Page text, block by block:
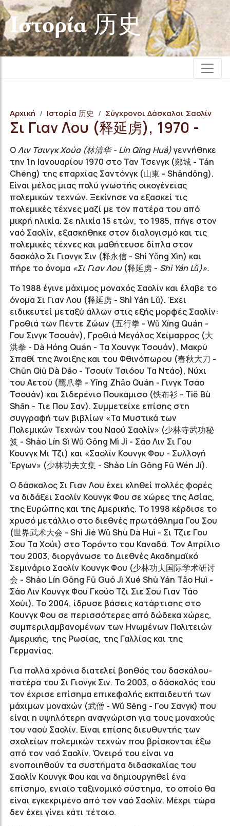
Iστορία 历史
Αρχική Iστορία 历史 Σύγχρονοι Δάσκαλοι Σαολίν
Σι Γιαν Λου (释延虏), 1970 -
OΛιν Τσινγκ Χούα (林清华 - Lín Qīng Huá)γεννήθηκε
την 1η Ιανουαρίου 1970 στο Ταν Τσενγκ (郯城 - Tán
Chéng) της επαρχίας Σαντόνγκ (山東 - Shāndōng).
Είναι μέλος μιας πολύ γνωστής οικογένειας
πολεμικών τεχνών. Ξεκίνησε να εξασκεί τις
πολεμικές τέχνες μαζί με τον πατέρα του από
μικρή ηλικία. Σε ηλικία 15 ετών, τo 1985, πήγε στον
ναό Σαολίν, εξασκήθηκε στον διαλογισμό και τις
πολεμικές τέχνες και μαθήτευσε δίπλα στον
δασκάλο Σι Γιονγκ Σιν (释永信 - Shì Yǒng Xìn) και
πήρε το όνομα «Σι Γιαν Λου(释延虏 - Shì YánLǔ)».
Το 1988 έγινε μάχιμος μοναχός Σαολίν και έλαβε το
όνομα Σι Γιαν Λου (释延虏 - Shì Yán Lǔ). Έχει
ειδικευτεί μεταξύ άλλων στις εξής μορφές Σαολίν:
Γροθιά των Πέντε Ζώων (五行拳 - Wǔ Xíng Quán -
Γου Σινγκ Τσουάν), Γροθιά Μεγάλος Χείμαρρος (大
洪拳 - Dà Hóng Quán - Τα Χουνγκ Τσουάν), Μακρύ
Σπαθί της Άνοιξης και του Φθινόπωρου (春秋大刀 -
Chūn Qiū Dà Dāo - Τσουίν Τσιόου Τα Ντάο), Νύχι
του Αετού (鹰爪拳 - Yīng Zhǎo Quán - Γινγκ Τσάο
Τσουάν) και Σιδερένιο Πουκάμισο (铁布衫 - Tiě Bù
Shān - Τιε Που Σαν). Συμμετείχε επίσης στη
συγγραφή των βιβλίων «Τα Μυστικά των
Πολεμικών Τεχνών του Ναού Σαολίν» (少林寺武功秘
笈 - Shào Lín Sì Wǔ Gōng Mì Jí - Σάο Λιν Σι Γου
Κουνγκ Μι Τζι) και «Σαολίν Κουνγκ Φου - Συλλογή
Έργων» (少林功夫文集 - Shào Lín Gōng Fū Wén Jí).
Ο δάσκαλος Σι Γιαν Λου έχει κληθεί πολλές φορές
να διδάξει Σαολίν Κουνγκ Φου σε χώρες της Ασίας,
της Ευρώπης και της Αμερικής. Το 1998 κέρδισε το
χρυσό μετάλλιο στο διεθνές πρωτάθλημα Γου Σου
(世界武术大会 - Shì Jiè Wǔ Shù Dà Huì - Σι Τζιε Γου
Σου Τα Χούι) στο Τορόντο του Καναδά. Τον Απρίλιο
του 2003, διοργάνωσε το Διεθνές Ακαδημαϊκό
Σεμινάριο Σαολίν Κουνγκ Φου (少林功夫国际学术研讨
会 - Shào Lín Gōng Fū Guó Jì Xué Shù Yán Tǎo Huì -
Σάο Λιν Κουνγκ Φου Γκούο Τζι Σιε Σου Γιαν Τάο
Χούι). Το 2004, ίδρυσε βάσεις κατάρτισης στο
Κουνγκ Φου σε περισσότερες από δώδεκα χώρες,
συμπεριλαμβανομένων των Ηνωμένων Πολιτειών
Αμερικής, της Ρωσίας, της Γαλλίας και της
Γερμανίας.
Για πολλά χρόνια διατελεί βοηθός του δασκάλου-
πατέρα του Σι Γιονγκ Σιν. Το 2003, ο δάσκαλός του
τον έχρισε επίσημα επικεφαλής εκπαιδευτή των
μάχιμων μοναχών (武僧 - Wǔ Sēng - Γου Σανγκ) που
είναι η υψηλότερη αναγνώριση για τους μοναχούς
του ναού Σαολίν. Είναι επίσης διευθυντής των
σχολείων πολεμικών τεχνών που βρίσκονται έξω
από τον ναό Σαολίν. Όνειρό του είναι να
ενοποιηθούν τα συστήματα διδασκαλίας του
Σαολίν Κουνγκ Φου και να δημιουργηθεί ένα
επίσημο, ενιαίο ταξινομικό σύστημα, το οποίο θα
είναι εγκεκριμένο από τον ναό Σαολίν. Μέχρι τώρα
δεν έχει γίνει κάτι τέτοιο.